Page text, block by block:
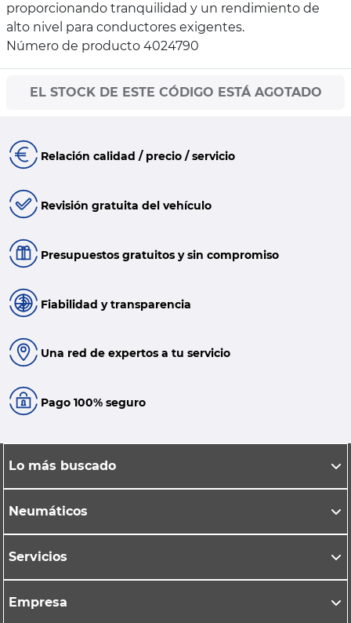
proporcionando tranquilidad y un rendimiento de
alto nivel para conductores exigentes.
Número de producto 4024790
EL STOCK DE ESTE CÓDIGO ESTÁ AGOTADO
Relación calidad / precio / servicio
Revisión gratuita del vehículo
Presupuestos gratuitos y sin compromiso
Fiabilidad y transparencia
Una red de expertos a tu servicio
Pago 100% seguro
Lo más buscado
Neumáticos
Servicios
Empresa